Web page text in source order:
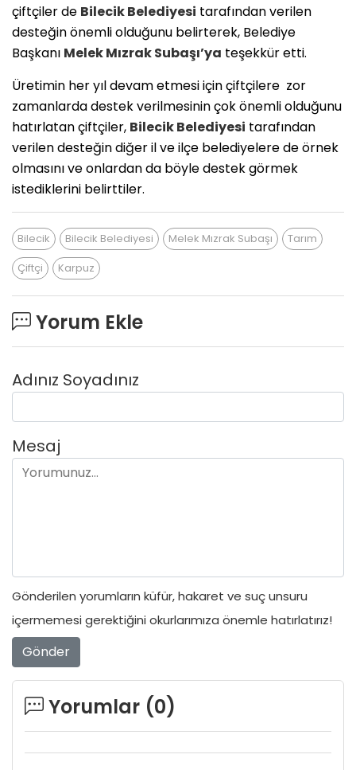
çiftçiler de BilecikBelediyesi tarafından verilen
desteğin önemli olduğunu belirterek, Belediye
Başkanı Melek Mızrak Subaşı’ya teşekkür etti.
Üretimin her yıl devam etmesi için çiftçilere zor
zamanlarda destek verilmesinin çok önemli olduğunu
hatırlatan çiftçiler, BilecikBelediyesi tarafından
verilen desteğin diğer il ve ilçe belediyelere de örnek
olmasını ve onlardan da böyle destek görmek
istediklerini belirttiler.
Bilecik Bilecik Belediyesi Melek Mızrak Subaşı
Tarım
Çiftçi
Karpuz
Yorum Ekle
Adınız Soyadınız
Mesaj
Gönderilen yorumların küfür, hakaret ve suç unsuru
içermemesi gerektiğini okurlarımıza önemle hatırlatırız!
Gönder
Yorumlar (0)